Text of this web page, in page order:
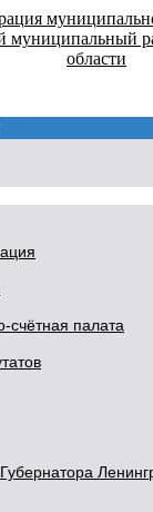
муниципальный
области
счётная палата